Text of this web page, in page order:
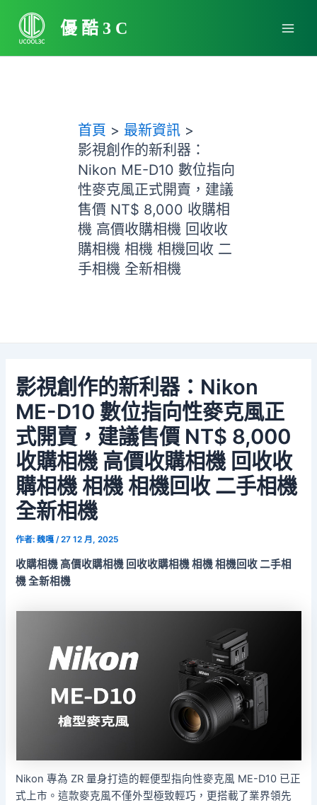
要
優酷3C
首頁
最新資訊
影視創作的新利器：
Nikon ME-D10 數位指向
性麥克風正式開賣，建議
售價 NT$ 8,000 收購相
機 高價收購相機 回收收
購相機 相機 相機回收 二
手相機 全新相機
影視創作的新利器：Nikon
ME-D10 數位指向性麥克風正
式開賣，建議售價 NT$ 8,000
收購相機 高價收購相機 回收收
購相機 相機 相機回收 二手相機
全新相機
作者:魏嘎/27 12 月, 2025
收購相機 高價收購相機 回收收購相機 相機 相機回收 二手相
機 全新相機
Nikon 專為 ZR 量身打造的輕便型指向性麥克風 ME-D10 已正
式上市。這款麥克風不僅外型極致輕巧，更搭載了業界領先